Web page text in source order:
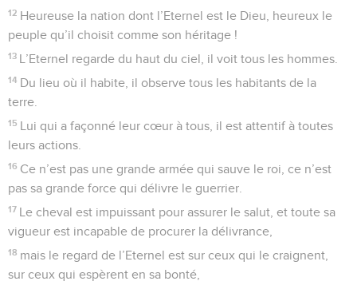
12 Heureuse la nation dont l’Eternel est le Dieu, heureux le
peuple qu’il choisit comme son héritage !
13 L’Eternel regarde du haut du ciel, il voit tous les hommes.
14 Du lieu où il habite, il observe tous les habitants de la
terre.
15 Lui qui a façonné leur cœur à tous, il est attentif à toutes
leurs actions.
16 Ce n’est pas une grande armée qui sauve le roi, ce n’est
pas sa grande force qui délivre le guerrier.
17 Le cheval est impuissant pour assurer le salut, et toute sa
vigueur est incapable de procurer la délivrance,
18 mais le regard de l’Eternel est sur ceux qui le craignent,
sur ceux qui espèrent en sa bonté,